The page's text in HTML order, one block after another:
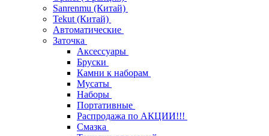
Sanrenmu (Китай)
Tekut (Китай)
Автоматические
Заточка
Аксессуары
Бруски
Камни к наборам
Мусаты
Наборы
Портативные
Распродажа по АКЦИИ!!!
Смазка